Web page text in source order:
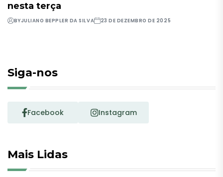
nesta terça
BYJULIANO BEPPLER DA SILVA 23 DE DEZEMBRO DE 2025
Siga-nos
Facebook Instagram
Mais Lidas